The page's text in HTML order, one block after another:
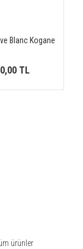
Blanc Kogane
TL
ürünler